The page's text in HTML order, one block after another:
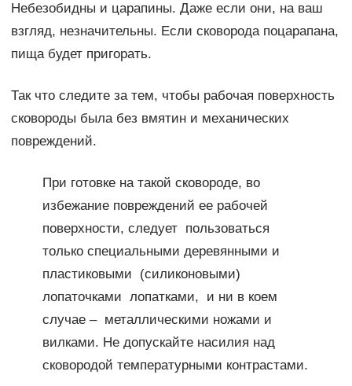
Небезобидны и царапины. Даже если они, на ваш
взгляд, незначительны. Если сковорода поцарапана,
пища будет пригорать.
Так что следите за тем, чтобы рабочая поверхность
сковороды была без вмятин и механических
повреждений.
При готовке на такой сковороде, во
избежание повреждений ее рабочей
поверхности, следует пользоваться
только специальными деревянными и
пластиковыми (силиконовыми)
лопаточками лопатками, и ни в коем
случае – металлическими ножами и
вилками. Не допускайте насилия над
сковородой температурными контрастами.